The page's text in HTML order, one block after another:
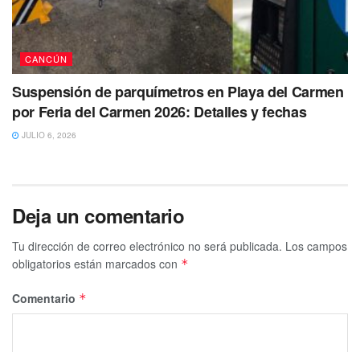
CANCÚN
Suspensión de parquímetros en Playa del Carmen
por Feria del Carmen 2026: Detalles y fechas
JULIO 6, 2026
Deja un comentario
Tu dirección de correo electrónico no será publicada. Los campos
obligatorios están marcados con *
Comentario *